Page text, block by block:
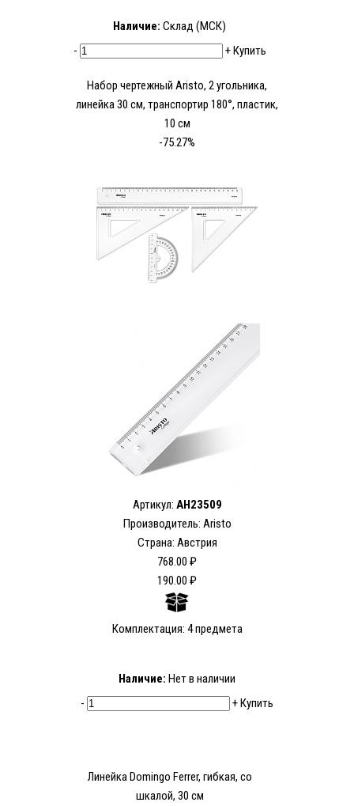
Наличие: Склад (МСК)
-
+Купить
Набор чертежный Aristo, 2 угольника,
линейка 30 см, транспортир 180°, пластик,
10 см
-75.27%
Артикул: AH23509
Производитель: Aristo
Страна: Австрия
768.00 ₽
190.00 ₽
Комплектация: 4 предмета
Наличие: Нет в наличии
-
+Купить
Линейка Domingo Ferrer, гибкая, со
шкалой, 30 см